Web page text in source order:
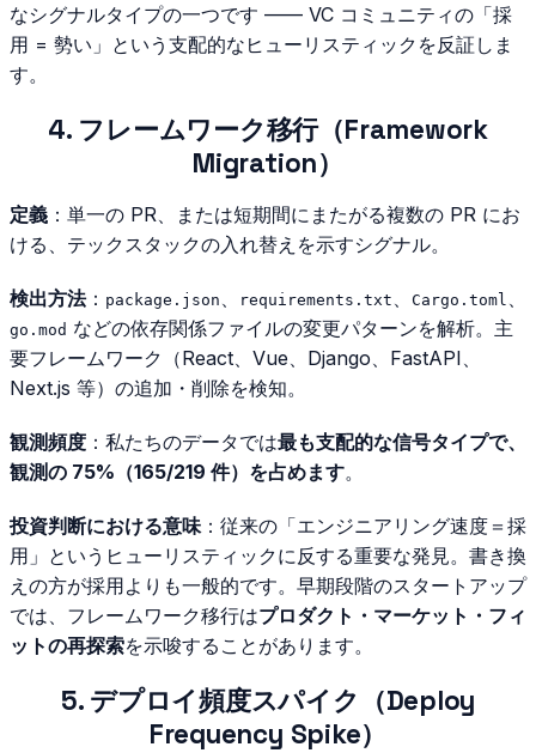
なシグナルタイプの一つです —— VC コミュニティの「採
用 = 勢い」という支配的なヒューリスティックを反証しま
す。
4. フレームワーク移行（Framework
Migration）
定義 ：単一の PR、または短期間にまたがる複数の PR にお
ける、テックスタックの入れ替えを示すシグナル。
検出方法： package.json 、 requirements.txt 、 Cargo.toml 、
go.mod などの依存関係ファイルの変更パターンを解析。主
要フレームワーク（React、Vue、Django、FastAPI、
Next.js 等）の追加・削除を検知。
観測頻度 ：私たちのデータでは最も支配的な信号タイプで、
観測の 75%（165/219 件）を占めます。
投資判断における意味：従来の「エンジニアリング速度＝採
用」というヒューリスティックに反する重要な発見。書き換
えの方が採用よりも一般的です。早期段階のスタートアップ
では、フレームワーク移行はプロダクト・マーケット・フィ
ットの再探索を示唆することがあります。
5. デプロイ頻度スパイク（Deploy
Frequency Spike）